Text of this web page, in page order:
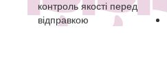
контроль якості перед
відправкою